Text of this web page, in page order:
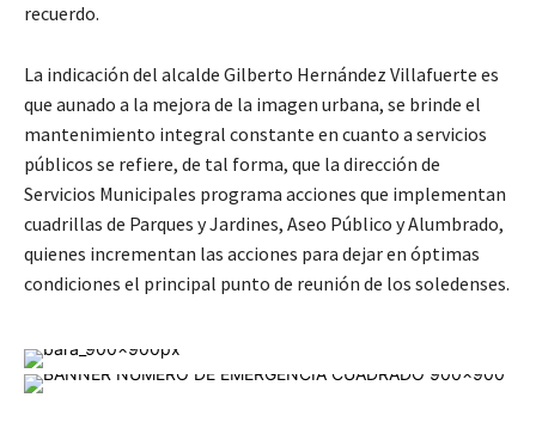
recuerdo.
La indicación del alcalde Gilberto Hernández Villafuerte es
que aunado a la mejora de la imagen urbana, se brinde el
mantenimiento integral constante en cuanto a servicios
públicos se refiere, de tal forma, que la dirección de
Servicios Municipales programa acciones que implementan
cuadrillas de Parques y Jardines, Aseo Público y Alumbrado,
quienes incrementan las acciones para dejar en óptimas
condiciones el principal punto de reunión de los soledenses.